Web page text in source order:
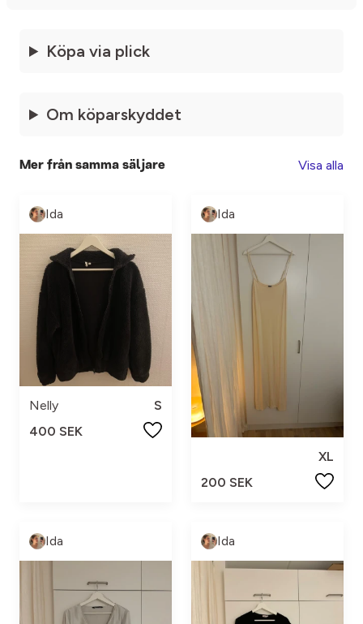
Köpa via plick
Om köparskyddet
Mer från samma säljare Visa alla
Ida
Nelly
S
400 SEK
Ida
XL
200 SEK
Ida Ida